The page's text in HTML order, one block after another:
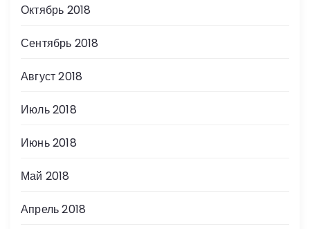
Октябрь 2018
Сентябрь 2018
Август 2018
Июль 2018
Июнь 2018
Май 2018
Апрель 2018